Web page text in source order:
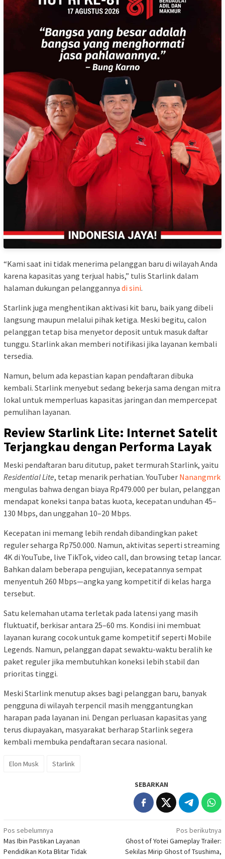
“Kami saat ini tidak menerima pelanggan baru di wilayah Anda
karena kapasitas yang terjual habis,” tulis Starlink dalam
halaman dukungan pelanggannya di sini.
Starlink juga menghentikan aktivasi kit baru, baik yang dibeli
langsung maupun melalui pihak ketiga. Meski begitu, calon
pelanggan tetap bisa menyetor deposit untuk masuk daftar
tunggu. Starlink akan memberi notifikasi jika layanan kembali
tersedia.
Namun, belum ada kepastian kapan pendaftaran dibuka
kembali. Starlink menyebut sedang bekerja sama dengan mitra
lokal untuk memperluas kapasitas jaringan dan mempercepat
pemulihan layanan.
Review Starlink Lite: Internet Satelit
Terjangkau dengan Performa Layak
Meski pendaftaran baru ditutup, paket termurah Starlink, yaitu
Residential Lite, tetap menarik perhatian. YouTuber Nanangmrk
mengulas bahwa dengan biaya Rp479.000 per bulan, pelanggan
mendapat koneksi tanpa batas kuota, kecepatan unduhan 45–
130 Mbps, dan unggahan 10–20 Mbps.
Kecepatan ini memang lebih rendah dibandingkan paket
reguler seharga Rp750.000. Namun, aktivitas seperti streaming
4K di YouTube, live TikTok, video call, dan browsing tetap lancar.
Bahkan dalam beberapa pengujian, kecepatannya sempat
menyentuh 260 Mbps—angka yang kompetitif di kelas harga
tersebut.
Satu kelemahan utama terletak pada latensi yang masih
fluktuatif, berkisar antara 25–60 ms. Kondisi ini membuat
layanan kurang cocok untuk game kompetitif seperti Mobile
Legends. Namun, pelanggan dapat sewaktu-waktu beralih ke
paket reguler jika membutuhkan koneksi lebih stabil dan
prioritas tinggi.
Meski Starlink menutup akses bagi pelanggan baru, banyak
pengguna di wilayah terpencil masih menggantungkan
harapan pada layanan ini. Dengan perluasan kapasitas yang
terus diupayakan, masyarakat berharap Starlink segera
kembali membuka pendaftaran secara nasional.
Elon Musk Starlink
SEBARKAN
Navigasi
pos
Pos sebelumnya
Mas Ibin Pastikan Layanan
Pendidikan Kota Blitar Tidak
Pos berikutnya
Ghost of Yotei Gameplay Trailer:
Sekilas Mirip Ghost of Tsushima,